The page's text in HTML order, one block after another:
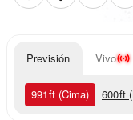
Previsión Vivo
991ft (Cima) 600ft